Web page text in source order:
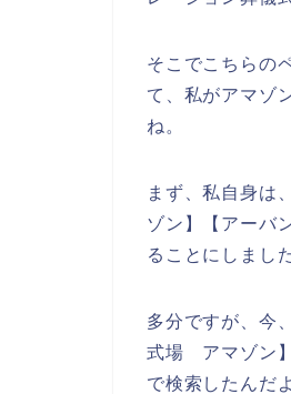
そこでこちらの
て、私がアマゾ
ね。
まず、私自身は
ゾン】【アーバ
ることにしました
多分ですが、今
式場 アマゾン
で検索したんだ